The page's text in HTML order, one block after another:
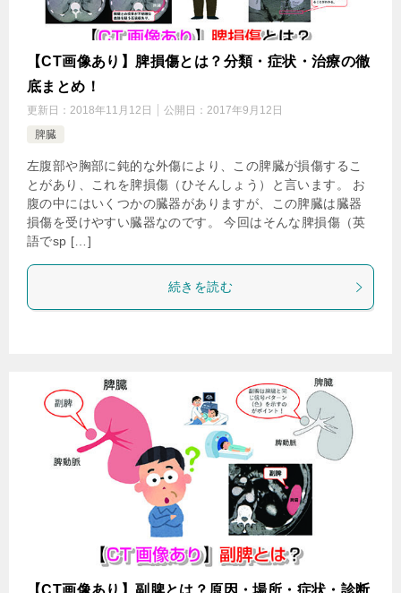
【CT画像あり】脾損傷とは？分類・症状・治療の徹
底まとめ！
更新日： 2018年11月12日 公開日： 2017年9月12日
脾臓
左腹部や胸部に鈍的な外傷により、この脾臓が損傷するこ
とがあり、これを脾損傷（ひそんしょう）と言います。 お
腹の中にはいくつかの臓器がありますが、この脾臓は臓器
損傷を受けやすい臓器なのです。 今回はそんな脾損傷（英
語でsp […]
続きを読む
【CT画像あり】副脾とは？原因・場所・症状・診断